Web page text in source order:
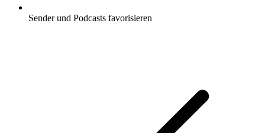
Sender und Podcasts favorisieren